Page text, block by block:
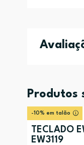
Produtos
-10% em talão
TECLADO
EW3119